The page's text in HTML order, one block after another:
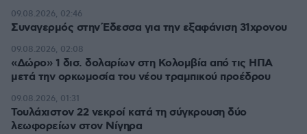
Συναγερμός στην Έδεσσα για την εξαφάνιση 31χρονου
09.08.2026, 02:46
«Δώρο» 1 δισ. δολαρίων στη Κολομβία από τις ΗΠΑ
μετά την ορκωμοσία του νέου τραμπικού προέδρου
09.08.2026, 02:08
Τουλάχιστον 22 νεκροί κατά τη σύγκρουση δύο
λεωφορείων στον Νίγηρα
09.08.2026, 01:31